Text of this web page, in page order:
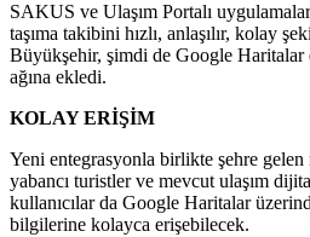
SAKUS ve Ulaşım Portalı
taşıma takibini hızlı, anlaşılır, kolay
Büyükşehir, şimdi de Google
ağına ekledi.
KOLAY ERİŞİM
Yeni entegrasyonla birlikte şehre
yabancı turistler ve mevcut ulaşım
kullanıcılar da Google Haritalar
bilgilerine kolayca erişebilecek.